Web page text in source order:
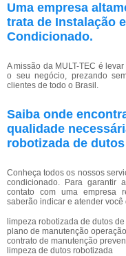
Uma empresa
trata de Instalação
Condicionado.
A missão da MULT-TEC é
o seu negócio, prezando
clientes de todo o Brasil.
Saiba onde
qualidade
robotizada de
Conheça todos os nossos
condicionado. Para garantir
contato com uma empresa
saberão indicar e atender
limpeza robotizada de dutos
plano de manutenção
contrato de manutenção
limpeza de dutos robotizada